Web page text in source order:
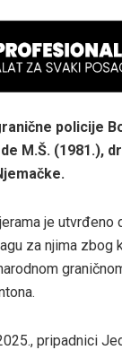
policije
M.Š. (1981.),
je
za njima zbog
pripadnici